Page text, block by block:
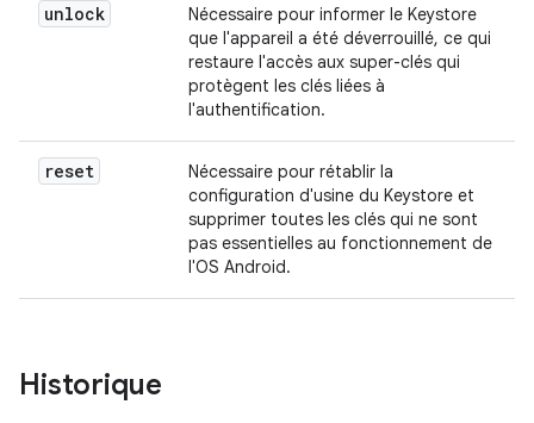
unlock
Nécessaire pour informer le Keystore
que l'appareil a été déverrouillé, ce qui
restaure l'accès aux super-clés qui
protègent les clés liées à
l'authentification.
reset
Nécessaire pour rétablir la
configuration d'usine du Keystore et
supprimer toutes les clés qui ne sont
pas essentielles au fonctionnement de
l'OS Android.
Historique